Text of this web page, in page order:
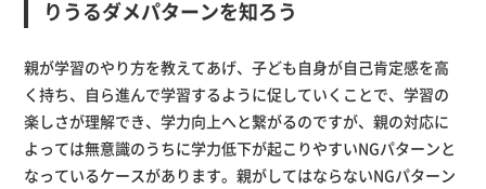
りうるダメパターンを知ろう
親が学習のやり方を教えてあげ、子ども自身が自己肯定感を高
く持ち、自ら進んで学習するように促していくことで、学習の
楽しさが理解でき、学力向上へと繋がるのですが、親の対応に
よっては無意識のうちに学力低下が起こりやすいNGパターンと
なっているケースがあります。親がしてはならないNGパターン